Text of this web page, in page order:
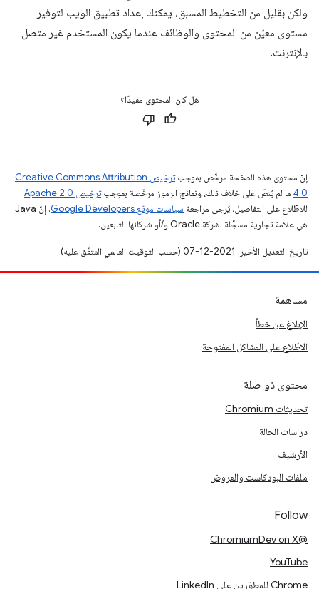
ولكن بقليل من التخطيط المسبق، يمكنك إعداد تطبيق الويب لتوفير
مستوى معيّن من المحتوى والوظائف عندما يكون المستخدم غير متصل
بالإنترنت.
هل كان المحتوى مفيدًا؟
إنّ محتوى هذه الصفحة مرخّص بموجب
ترخيص Creative Commons Attribution
4.0‏ ما لم يُنصّ على خلاف ذلك، ونماذج الرموز مرخّصة بموجبترخيص Apache 2.0‏
.
للاطّلاع على التفاصيل، يُرجى مراجعة سياسات موقع Google Developers‏
. إنّ Java
هي علامة تجارية مسجَّلة لشركة Oracle و/أو شركائها التابعين.
تاريخ التعديل الأخير: 2021-12-07 (حسب التوقيت العالمي المتفَّق عليه)
مساهمة
الإبلاغ عن خطأ
الاطّلاع على المشاكل المفتوحة
محتوى ذو صلة
تحديثات Chromium
دراسات الحالة
الأرشيف
ملفات البودكاست والعروض
Follow
@ChromiumDev on X
YouTube
Chrome للمطوّرين على LinkedIn